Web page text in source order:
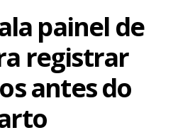
painel de
registrar
antes do